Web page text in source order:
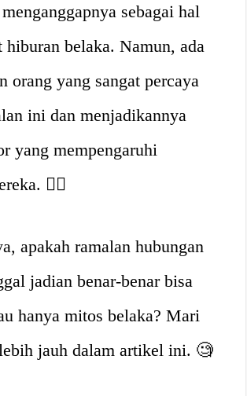
sebagai hal
hiburan belaka. Namun, ada
orang yang sangat percaya
ini dan menjadikannya
yang mempengaruhi
🤷‍♀️
apakah ramalan hubungan
jadian benar-benar bisa
hanya mitos belaka? Mari
jauh dalam artikel ini. 🧐